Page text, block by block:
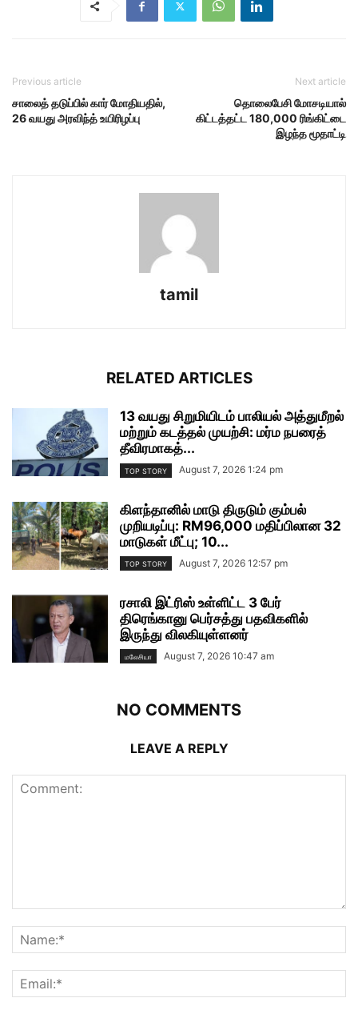
Previous article
சாலைத் தடுப்பில் கார் மோதியதில்,
26 வயது அரவிந்த் உயிரிழப்பு
Next article
தொலைபேசி மோசடியால்
கிட்டத்தட்ட 180,000 ரிங்கிட்டை
இழந்த மூதாட்டி
tamil
RELATED ARTICLES
13 வயது சிறுமியிடம் பாலியல் அத்துமீறல்
மற்றும் கடத்தல் முயற்சி: மர்ம நபரைத்
தீவிரமாகத்...
TOP STORY August 7, 2026 1:24 pm
கிளந்தானில் மாடு திருடும் கும்பல்
முறியடிப்பு: RM96,000 மதிப்பிலான 32
மாடுகள் மீட்பு; 10...
TOP STORY August 7, 2026 12:57 pm
ரசாலி இட்ரிஸ் உள்ளிட்ட 3 பேர்
திரெங்கானு பெர்சத்து பதவிகளில்
இருந்து விலகியுள்ளனர்
மலேசியா August 7, 2026 10:47 am
NO COMMENTS
LEAVE A REPLY